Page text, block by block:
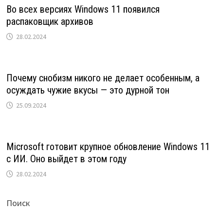
Во всех версиях Windows 11 появился
распаковщик архивов
28.02.2024
Почему снобизм никого не делает особенным, а
осуждать чужие вкусы — это дурной тон
25.09.2024
Microsoft готовит крупное обновление Windows 11
с ИИ. Оно выйдет в этом году
28.02.2024
Поиск